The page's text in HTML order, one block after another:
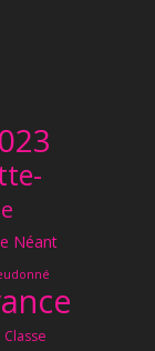
Néant